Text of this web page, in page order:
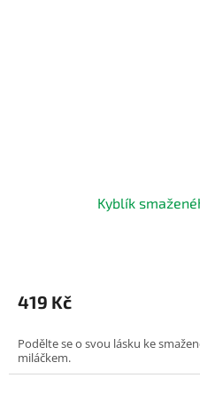
Kyblík
419 Kč
Podělte se o svou lásku ke
miláčkem.